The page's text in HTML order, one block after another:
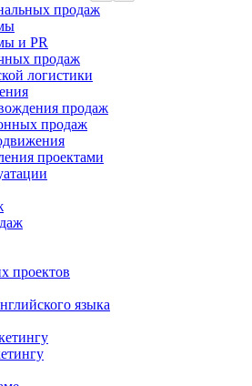
продаж
и PR
продаж
логистики
продаж
продаж
проектами
проектов
языка